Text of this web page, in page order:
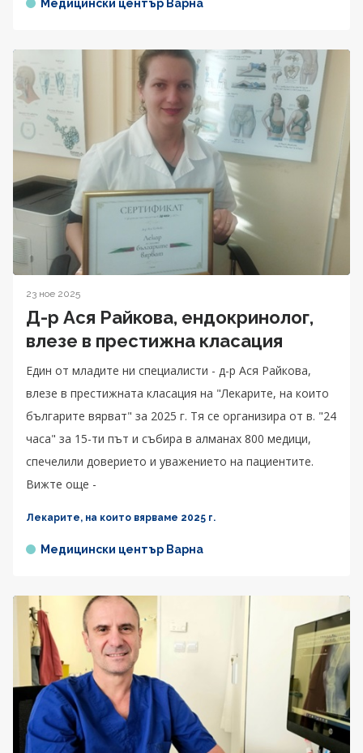
Медицински център Варна
23 ное 2025
Д-р Ася Райкова, ендокринолог,
влезе в престижна класация
Един от младите ни специалисти - д-р Ася Райкова,
влезе в престижната класация на "Лекарите, на които
българите вярват" за 2025 г. Тя се организира от в. "24
часа" за 15-ти път и събира в алманах 800 медици,
спечелили доверието и уважението на пациентите.
Вижте още -
Лекарите, на които вярваме 2025 г.
Медицински център Варна